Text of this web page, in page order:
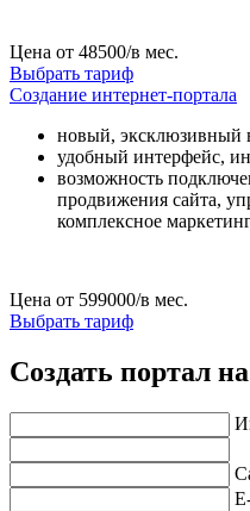
Цена от 48500/в мес.
Выбрать тариф
Создание интернет-портала
новый, эксклюзивный
удобный интерфейс,
возможность
продвижения сайта,
комплексное
Цена от 599000/в мес.
Выбрать тариф
Создать портал